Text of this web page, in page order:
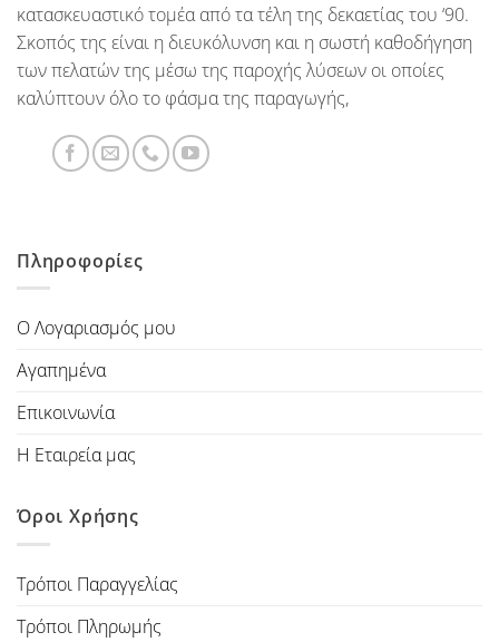
κατασκευαστικό τομέα από τα τέλη της δεκαετίας του ‘90.
Σκοπός της είναι η διευκόλυνση και η σωστή καθοδήγηση
των πελατών της μέσω της παροχής λύσεων οι οποίες
καλύπτουν όλο το φάσμα της παραγωγής,
Πληροφορίες
Ο Λογαριασμός μου
Αγαπημένα
Επικοινωνία
Η Εταιρεία μας
Όροι Χρήσης
Τρόποι Παραγγελίας
Τρόποι Πληρωμής